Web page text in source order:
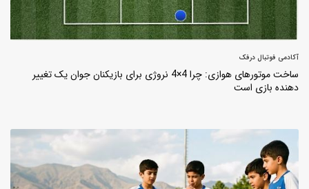
آکادمی فوتبال درفک
ساخت موتورهای هوازی: چرا 4×4 نروژی برای بازیکنان جوان یک تغییر
دهنده بازی است